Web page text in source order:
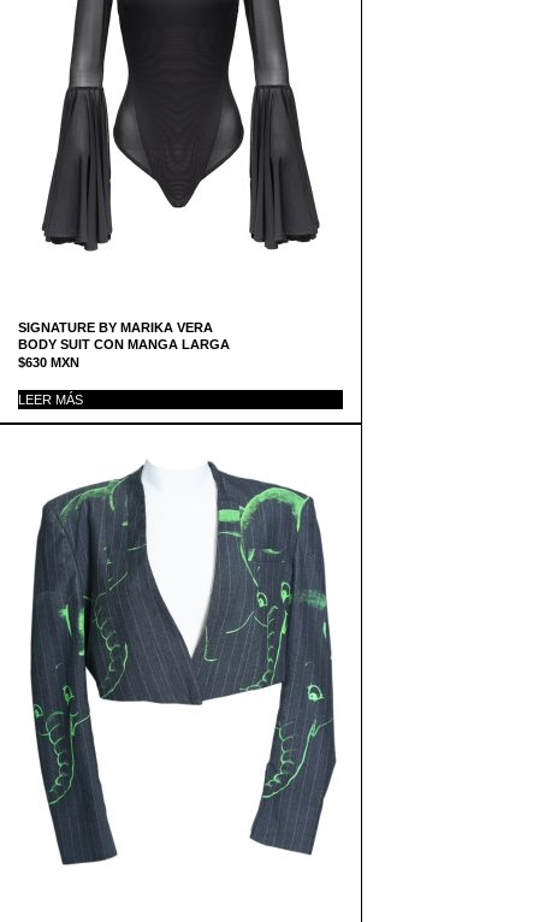
SIGNATURE BY MARIKA VERA
BODY SUIT CON MANGA LARGA
$630 MXN
LEER MÁS